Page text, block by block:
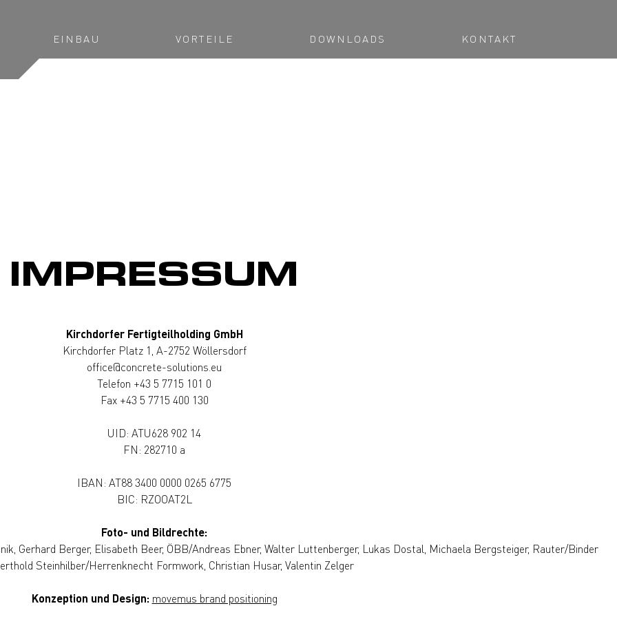
EINBAU VORTEILE DOWNLOADS KONTAKT
IMPRESSUM
Kirchdorfer Fertigteilholding GmbH
Kirchdorfer Platz 1, A-2752 Wöllersdorf
office@concrete-solutions.eu
Telefon +43 5 7715 101 0
Fax +43 5 7715 400 130
UID: ATU628 902 14
FN: 282710 a
IBAN: AT88 3400 0000 0265 6775
BIC: RZOOAT2L
Foto- und Bildrechte:
Gerhard Berger, Elisabeth Beer, ÖBB/Andreas Ebner, Walter Luttenberger, Lukas Dostal, Michaela Bergsteiger, Rauter/Binder
Steinhilber/Herrenknecht Formwork, Christian Husar, Valentin Zelger
Konzeption und Design: movemus brand positioning